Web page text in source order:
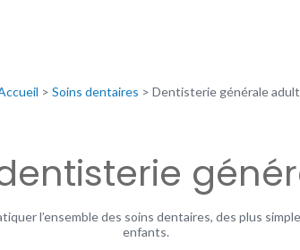
> Soins dentaires > Dentisterie générale
l’ensemble des soins dentaires, des plus
enfants.